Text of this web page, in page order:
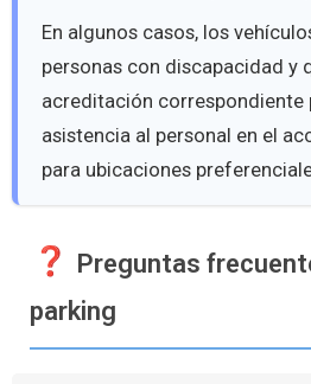
En algunos casos, los
personas con discapacidad y
acreditación correspondiente
asistencia al personal en el
para ubicaciones
Preguntas
parking